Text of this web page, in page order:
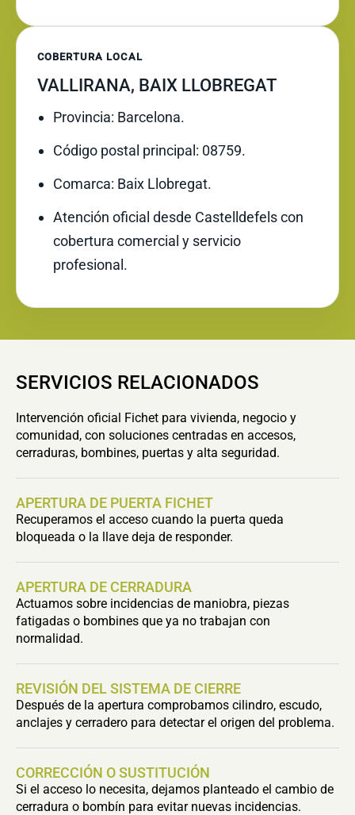
COBERTURA LOCAL
VALLIRANA, BAIX LLOBREGAT
Provincia: Barcelona.
Código postal principal: 08759.
Comarca: Baix Llobregat.
Atención oficial desde Castelldefels con
cobertura comercial y servicio
profesional.
SERVICIOS RELACIONADOS
Intervención oficial Fichet para vivienda, negocio y
comunidad, con soluciones centradas en accesos,
cerraduras, bombines, puertas y alta seguridad.
APERTURA DE PUERTA FICHET
Recuperamos el acceso cuando la puerta queda
bloqueada o la llave deja de responder.
APERTURA DE CERRADURA
Actuamos sobre incidencias de maniobra, piezas
fatigadas o bombines que ya no trabajan con
normalidad.
REVISIÓN DEL SISTEMA DE CIERRE
Después de la apertura comprobamos cilindro, escudo,
anclajes y cerradero para detectar el origen del problema.
CORRECCIÓN O SUSTITUCIÓN
Si el acceso lo necesita, dejamos planteado el cambio de
cerradura o bombín para evitar nuevas incidencias.